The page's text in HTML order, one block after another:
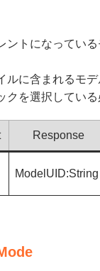
ントになってい
ルに含まれるモ
クを選択している
Response
ModelUID:String